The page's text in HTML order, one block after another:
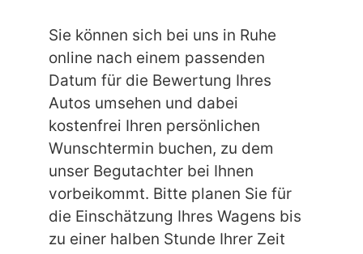
Sie können sich bei uns in Ruhe
online nach einem passenden
Datum für die Bewertung Ihres
Autos umsehen und dabei
kostenfrei Ihren persönlichen
Wunschtermin buchen, zu dem
unser Begutachter bei Ihnen
vorbeikommt. Bitte planen Sie für
die Einschätzung Ihres Wagens bis
zu einer halben Stunde Ihrer Zeit